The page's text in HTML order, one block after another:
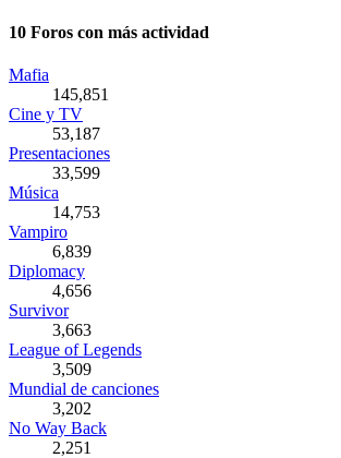
10 Foros con más actividad
Mafia
145,851
Cine y TV
53,187
Presentaciones
33,599
Música
14,753
Vampiro
6,839
Diplomacy
4,656
Survivor
3,663
League of Legends
3,509
Mundial de canciones
3,202
No Way Back
2,251